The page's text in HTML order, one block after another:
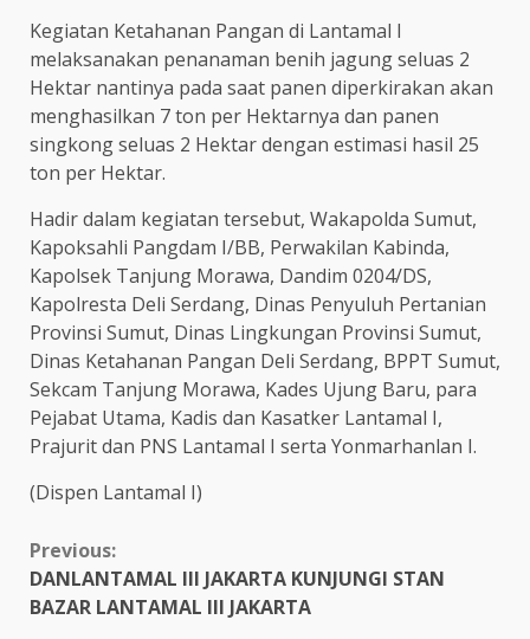
Kegiatan Ketahanan Pangan di Lantamal I
melaksanakan penanaman benih jagung seluas 2
Hektar nantinya pada saat panen diperkirakan akan
menghasilkan 7 ton per Hektarnya dan panen
singkong seluas 2 Hektar dengan estimasi hasil 25
ton per Hektar.
Hadir dalam kegiatan tersebut, Wakapolda Sumut,
Kapoksahli Pangdam I/BB, Perwakilan Kabinda,
Kapolsek Tanjung Morawa, Dandim 0204/DS,
Kapolresta Deli Serdang, Dinas Penyuluh Pertanian
Provinsi Sumut, Dinas Lingkungan Provinsi Sumut,
Dinas Ketahanan Pangan Deli Serdang, BPPT Sumut,
Sekcam Tanjung Morawa, Kades Ujung Baru, para
Pejabat Utama, Kadis dan Kasatker Lantamal I,
Prajurit dan PNS Lantamal I serta Yonmarhanlan I.
(Dispen Lantamal I)
Continue
Reading
Previous:
DANLANTAMAL III JAKARTA KUNJUNGI STAN
BAZAR LANTAMAL III JAKARTA